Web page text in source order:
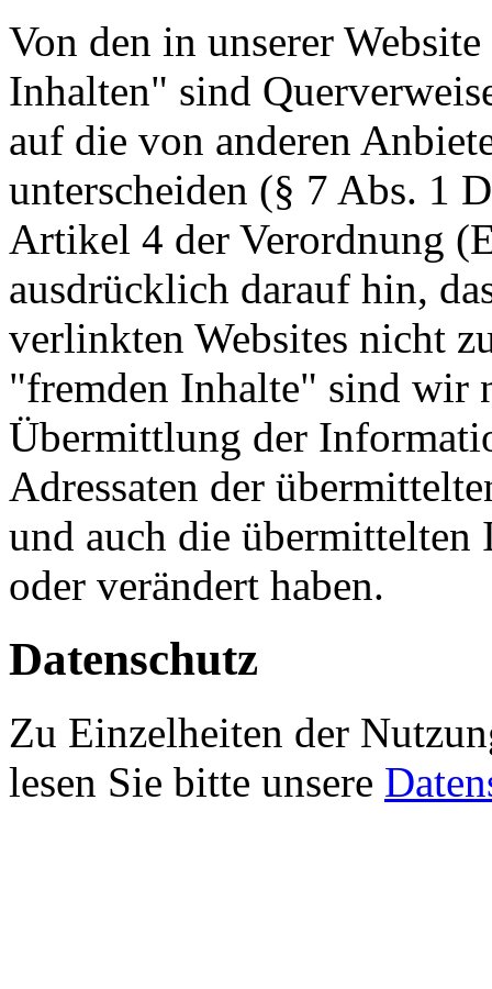
Von den in unserer
Inhalten" sind
auf die von anderen
unterscheiden (§ 7 Abs. 1
Artikel 4 der Verordnung
ausdrücklich darauf hin,
verlinkten Websites nicht
"fremden Inhalte" sind wir
Übermittlung der
Adressaten der
und auch die
oder verändert haben.
Datenschutz
Zu Einzelheiten der
lesen Sie bitte unsere